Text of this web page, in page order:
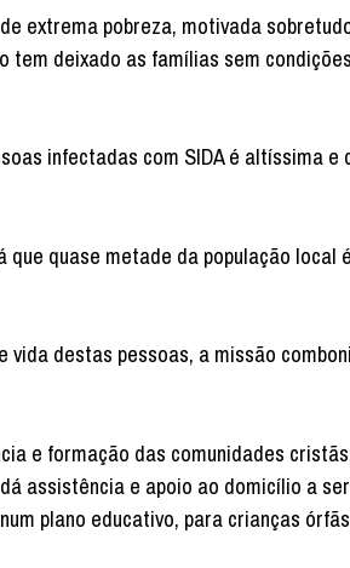
extrema pobreza, motivada
deixado as famílias sem
infectadas com SIDA é altíssima
quase metade da população local
destas pessoas, a missão
e formação das comunidades
assistência e apoio ao domicílio a
plano educativo, para crianças